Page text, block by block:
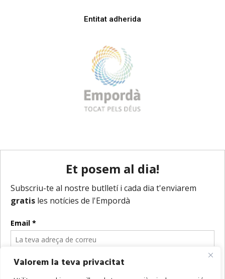
Valorem la teva privacitat
Entitat adherida